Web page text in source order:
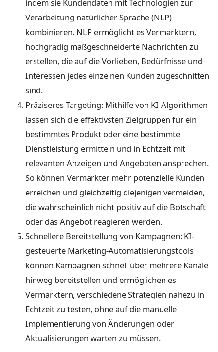
indem sie Kundendaten mit Technologien zur
Verarbeitung natürlicher Sprache (NLP)
kombinieren. NLP ermöglicht es Vermarktern,
hochgradig maßgeschneiderte Nachrichten zu
erstellen, die auf die Vorlieben, Bedürfnisse und
Interessen jedes einzelnen Kunden zugeschnitten
sind.
Präziseres Targeting: Mithilfe von KI-Algorithmen
lassen sich die effektivsten Zielgruppen für ein
bestimmtes Produkt oder eine bestimmte
Dienstleistung ermitteln und in Echtzeit mit
relevanten Anzeigen und Angeboten ansprechen.
So können Vermarkter mehr potenzielle Kunden
erreichen und gleichzeitig diejenigen vermeiden,
die wahrscheinlich nicht positiv auf die Botschaft
oder das Angebot reagieren werden.
Schnellere Bereitstellung von Kampagnen: KI-
gesteuerte Marketing-Automatisierungstools
können Kampagnen schnell über mehrere Kanäle
hinweg bereitstellen und ermöglichen es
Vermarktern, verschiedene Strategien nahezu in
Echtzeit zu testen, ohne auf die manuelle
Implementierung von Änderungen oder
Aktualisierungen warten zu müssen.